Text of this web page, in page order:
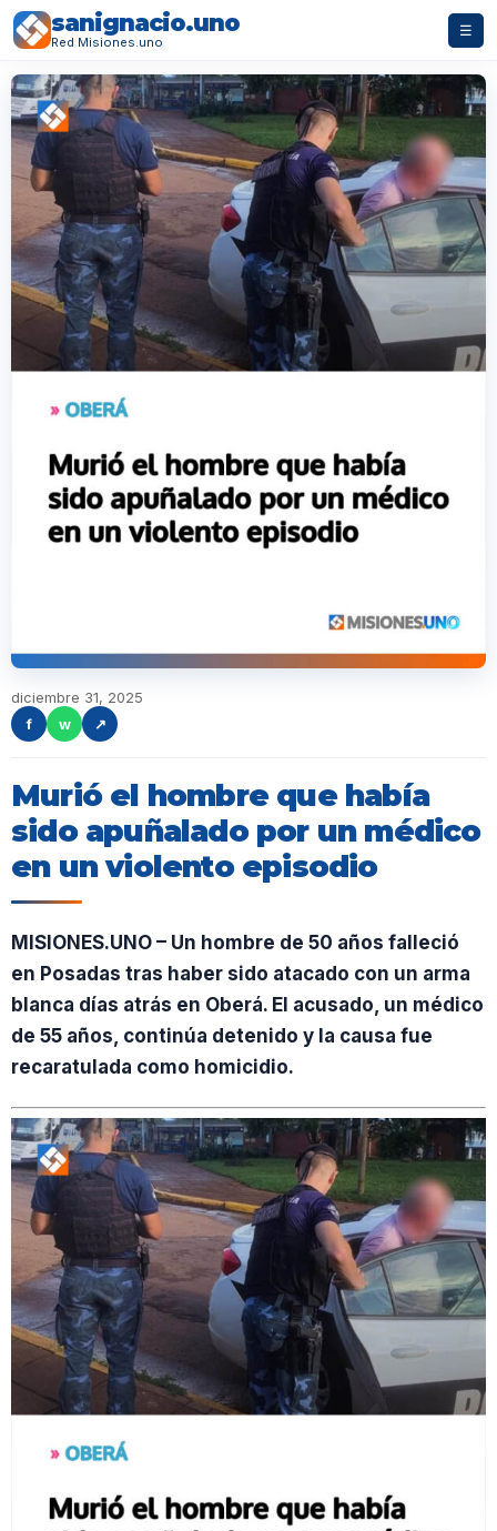
sanignacio.uno
Red Misiones.uno
☰
diciembre 31, 2025
f
w ↗
Murió el hombre que había
sido apuñalado por un médico
en un violento episodio
MISIONES.UNO – Un hombre de 50 años falleció
en Posadas tras haber sido atacado con un arma
blanca días atrás en Oberá. El acusado, un médico
de 55 años, continúa detenido y la causa fue
recaratulada como homicidio.